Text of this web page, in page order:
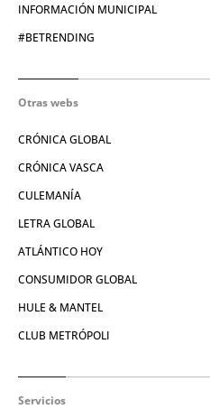
INFORMACIÓN MUNICIPAL
#BETRENDING
Otras webs
CRÓNICA GLOBAL
CRÓNICA VASCA
CULEMANÍA
LETRA GLOBAL
ATLÁNTICO HOY
CONSUMIDOR GLOBAL
HULE & MANTEL
CLUB METRÓPOLI
Servicios